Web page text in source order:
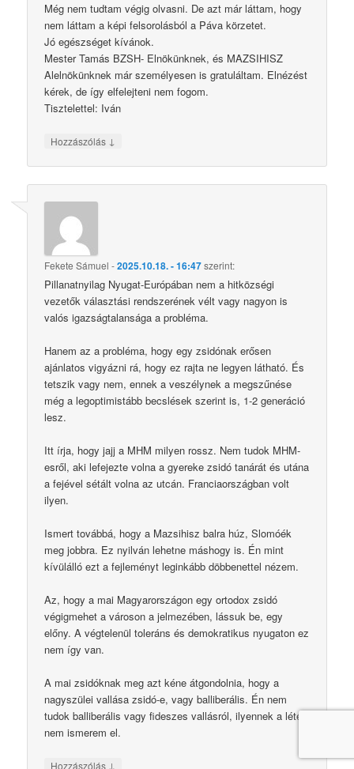
Még nem tudtam végig olvasni. De azt már láttam, hogy
nem láttam a képi felsorolásból a Páva körzetet.
Jó egészséget kívánok.
Mester Tamás BZSH- Elnökünknek, és MAZSIHISZ
Alelnökünknek már személyesen is gratuláltam. Elnézést
kérek, de így elfelejteni nem fogom.
Tisztelettel: Iván
Hozzászólás ↓
Fekete Sámuel -2025.10.18. - 16:47szerint:
Pillanatnyilag Nyugat-Európában nem a hitközségi
vezetők választási rendszerének vélt vagy nagyon is
valós igazságtalansága a probléma.
Hanem az a probléma, hogy egy zsidónak erősen
ajánlatos vigyázni rá, hogy ez rajta ne legyen látható. És
tetszik vagy nem, ennek a veszélynek a megszűnése
még a legoptimistább becslések szerint is, 1-2 generáció
lesz.
Itt írja, hogy jajj a MHM milyen rossz. Nem tudok MHM-
esről, aki lefejezte volna a gyereke zsidó tanárát és utána
a fejével sétált volna az utcán. Franciaországban volt
ilyen.
Ismert továbbá, hogy a Mazsihisz balra húz, Slomóék
meg jobbra. Ez nyilván lehetne máshogy is. Én mint
kívülálló ezt a fejleményt leginkább döbbenettel nézem.
Az, hogy a mai Magyarországon egy ortodox zsidó
végigmehet a városon a jelmezében, lássuk be, egy
előny. A végtelenül toleráns és demokratikus nyugaton ez
nem így van.
A mai zsidóknak meg azt kéne átgondolnia, hogy a
nagyszülei vallása zsidó-e, vagy balliberális. Én nem
tudok balliberális vagy fideszes vallásról, ilyennek a létét
nem ismerem el.
Hozzászólás ↓